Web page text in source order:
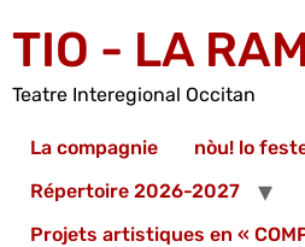
TIO - LA
Teatre Interegional Occitan
La compagnie nòu! lo
Répertoire 2026-2027
Projets artistiques en «